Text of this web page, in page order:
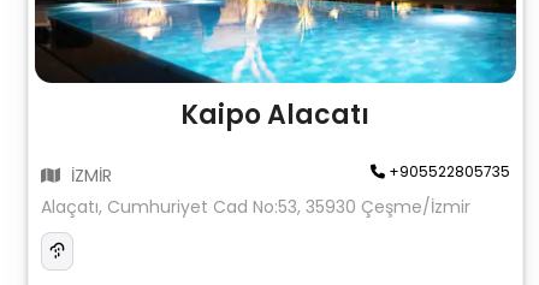
Kaipo Alacatı
İZMİR +905522805735
Alaçatı, Cumhuriyet Cad No:53, 35930 Çeşme/İzmir